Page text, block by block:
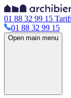
01 88 32 99 15
01 88 32 99 15
Open main menu